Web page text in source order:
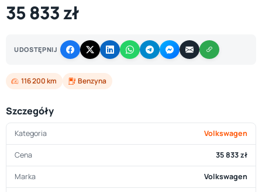
35 833 zł
UDOSTĘPNIJ
116 200 km Benzyna
Szczegóły
Kategoria Volkswagen
Cena 35 833 zł
Marka Volkswagen